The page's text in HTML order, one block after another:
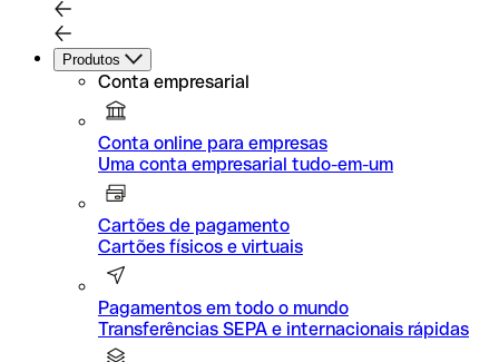
Produtos
Conta empresarial
Conta online para empresas
Uma conta empresarial tudo-em-um
Cartões de pagamento
Cartões físicos e virtuais
Pagamentos em todo o mundo
Transferências SEPA e internacionais rápidas